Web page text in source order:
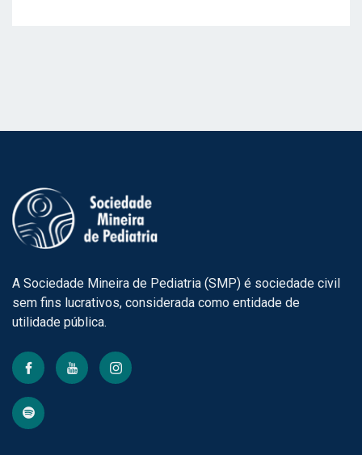
A Sociedade Mineira de Pediatria (SMP) é sociedade civil
sem fins lucrativos, considerada como entidade de
utilidade pública.